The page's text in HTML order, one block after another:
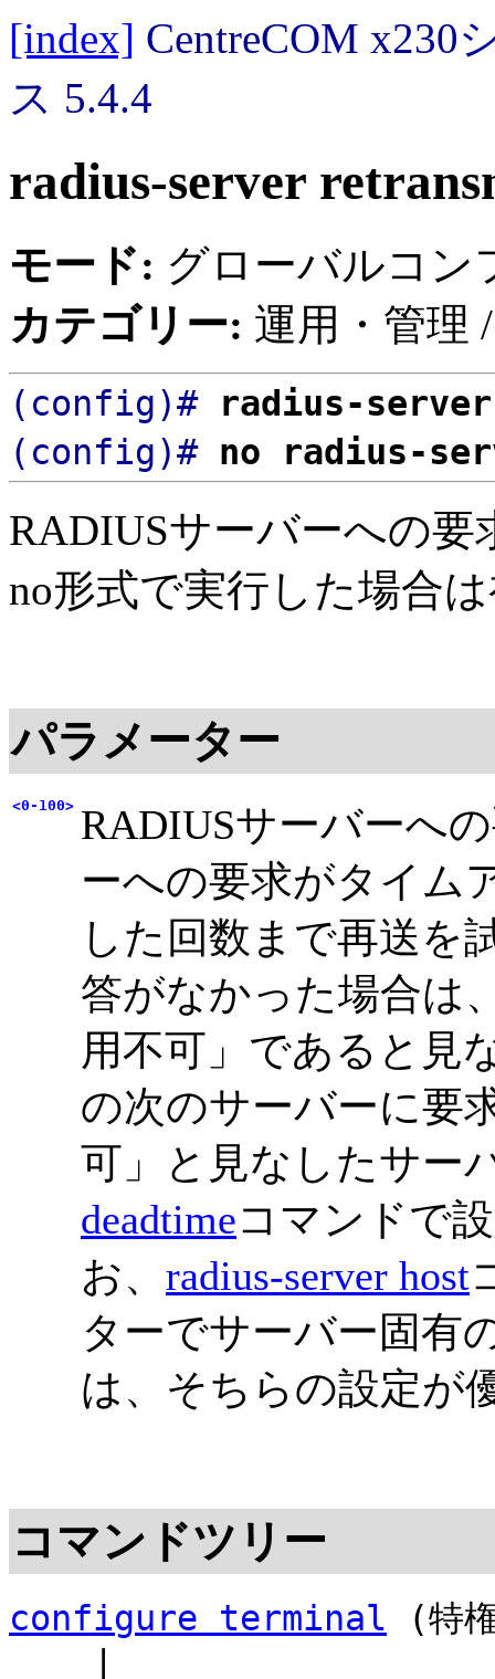
[index] CentreCOM x230
ス 5.4.4
radius-server
モード: グローバルコン
カテゴリー: 運用・管理
(config)#
radius-
(config)# no radius-
RADIUSサーバーへの
no形式で実行した場合
パラメーター
<0-100> RADIUSサーバーへ
ーへの要求がタイム
した回数まで再送を
答がなかった場合は
用不可」であると見
の次のサーバーに要
可」と見なしたサー
deadtimeコマンドで
お、 radius-server host
ターでサーバー固有
は、そちらの設定が
コマンドツリー
configure terminal (特